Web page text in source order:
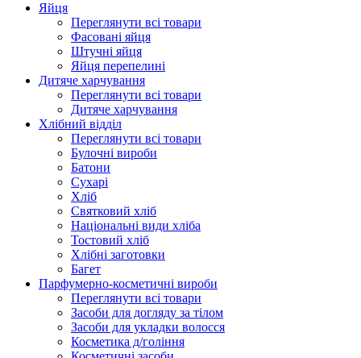
Яйця
Переглянути всі товари
Фасовані яйця
Штучні яйця
Яйця перепелині
Дитяче харчування
Переглянути всі товари
Дитяче харчування
Хлібний відділ
Переглянути всі товари
Булочні вироби
Батони
Сухарі
Хліб
Святковий хліб
Національні види хліба
Тостовий хліб
Хлібні заготовки
Багет
Парфумерно-косметичні вироби
Переглянути всі товари
Засоби для догляду за тілом
Засоби для укладки волосся
Косметика д/гоління